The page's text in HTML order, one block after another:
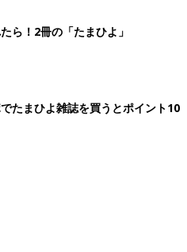
き物は、水辺にいる"トントン
、目(=ミー)がぎょろっとして
ん(=トントン)跳ねる姿から
んの生き物たちとの出会いと自
”。
もたちが安全に遊べて、大人も
びがちでしたが、西表島のよう
こでしか見られない景色、でき
、こんなに充実感があるのだ！
泊4日でした。
に行くことはなかったかもしれ
ら！2冊の「たまひよ」
たまひよ雑誌を買うとポイント10